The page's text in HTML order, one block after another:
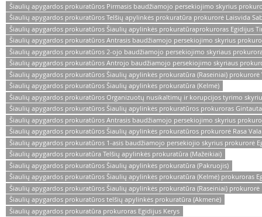
Šiaulių apygardos prokuratūros Pirmasis baudžiamojo persekiojimo skyrius
Šiaulių apygardos prokuratūros Telšių apylinkės prokuratūra prokurorė Laisvida
Šiaulių apygardos prokuratūros Šiaulių apylinkės prokuratūraprokuroras Egidijus
Šiaulių apygardos prokuratūros Antrasis baudžiamojo persekiojimo skyrius
Šiaulių apygardos prokuratūros 2-ojo baudžiamojo persekiojimo skyriaus
Šiaulių apygardos prokuratūros Antrojo baudžiamojo persekiojimo skyriaus
Šiaulių apygardos prokuratūros Šiaulių apylinkės prokuratūra (Raseiniai)
Šiaulių apygardos prokuratūros Šiaulių apylinkės prokuratūra (Kelmė)
Šiaulių apygardos prokuratūros Organizuotų nusikaltimų ir korupcijos tyrimo
Šiaulių apygardos prokuratūros Šiaulių apylinkės prokuratūros prokuroras
Šiaulių apygardos prokuratūros Antrasis baudžiamojo persekiojimo skyrius
Šiaulių apygardos prokuratūros Šiaulių apylinkės prokuratūros prokurorė Rasa
Šiaulių apygardos prokuratūros 1-asis baudžiamojo persekiojio skyrius prokurorė
Šiaulių apygardos prokuratūra Telšių apylinkės prokuratūra (Mažeikiai)
Šiaulių apygardos prokuratūros Šiaulių apylinkės prokuratūra (Pakruojis)
Šiaulių apygardos prokuratūros Šiaulių apylinkės prokuratūra (Kelmė) prokuroras
Šiaulių apygardos prokuratūros Šiaulių apylinkės prokuratūra (Raseiniai) prokurorė
Šiaulių apygardos prokuratūros telšių apylinkės prokuratūra (Akmenė)
Šiaulių apygardos prokuratūra prokuroras Egidijus Kerys